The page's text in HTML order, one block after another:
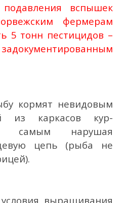
вспышек
фермерам
5 тонн пестицидов –
кормят невидовым
из каркасов кур-
самым нарушая
цепь (рыба не
выращивания